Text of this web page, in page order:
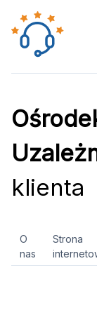
klienta
O
nas
Strona